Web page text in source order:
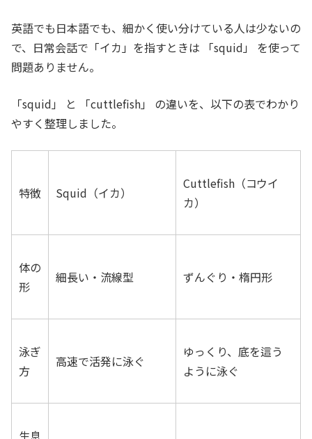
英語でも日本語でも、細かく使い分けている人は少ないの
で、日常会話で「イカ」を指すときは 「squid」 を使って
問題ありません。
「squid」 と 「cuttlefish」 の違いを、以下の表でわかり
やすく整理しました。
特徴 Squid（イカ）
Cuttlefish（コウイ
カ）
体の
形
細長い・流線型 ずんぐり・楕円形
泳ぎ
方
高速で活発に泳ぐ
ゆっくり、底を這う
ように泳ぐ
生息